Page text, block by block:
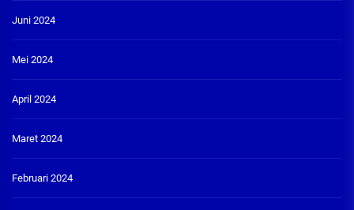
Juni 2024
Mei 2024
April 2024
Maret 2024
Februari 2024